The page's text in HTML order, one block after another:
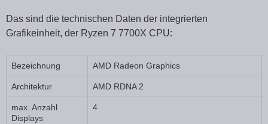
Das sind die technischen Daten der integrierten
Grafikeinheit, der Ryzen 7 7700X CPU:
Bezeichnung AMD Radeon Graphics
Architektur AMD RDNA 2
max. Anzahl
Displays
4